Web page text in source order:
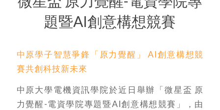
題暨AI創意構想競賽
中原學子智慧爭鋒「原力覺醒」 AI創意構想競
賽共創科技新未來
中原大學電機資訊學院於近日舉辦「微星盃 原
力覺醒-電資學院專題暨AI創意構想競賽」，由